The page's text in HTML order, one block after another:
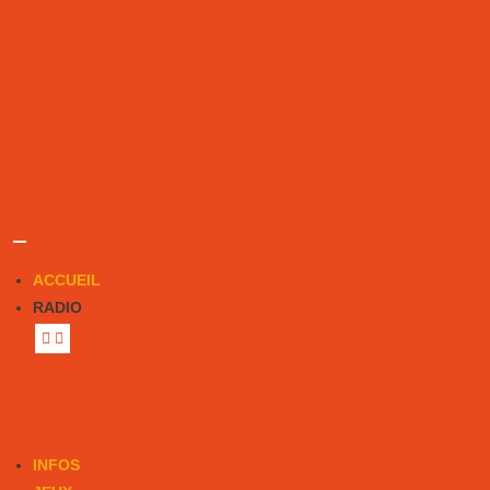
ACCUEIL
RADIO
INFOS